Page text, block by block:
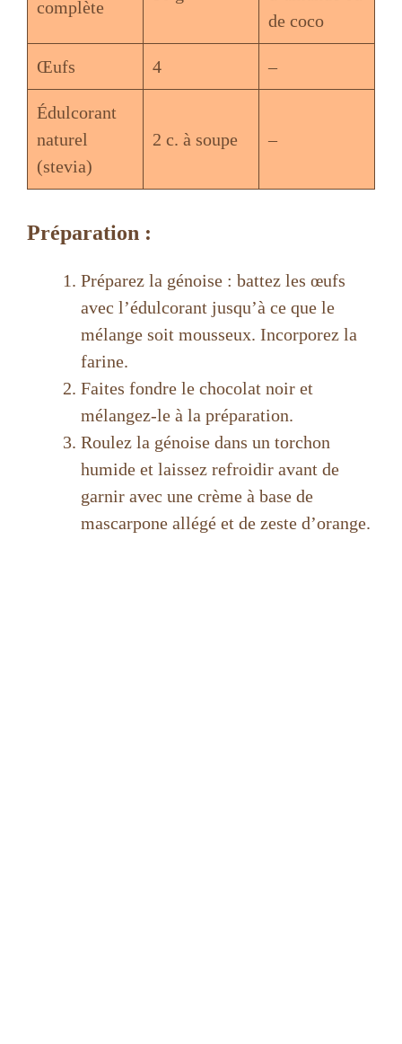
complète
de coco
Œufs 4 –
Édulcorant
naturel
(stevia)
2 c. à soupe –
Préparation :
Préparez la génoise : battez les œufs
avec l’édulcorant jusqu’à ce que le
mélange soit mousseux. Incorporez la
farine.
Faites fondre le chocolat noir et
mélangez-le à la préparation.
Roulez la génoise dans un torchon
humide et laissez refroidir avant de
garnir avec une crème à base de
mascarpone allégé et de zeste d’orange.